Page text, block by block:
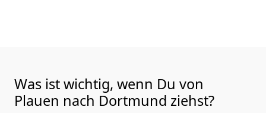
Was ist wichtig, wenn Du von
Plauen nach Dortmund ziehst?